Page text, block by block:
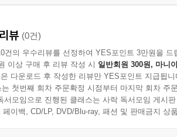
뷰 (0건)
건의 우수리뷰를 선정하여 YES포인트 3만원을 드
이상 구매 후 리뷰 작성 시 일반회원 300원, 마니
다운로드 후 작성한 리뷰만 YES포인트 지급됩니
는 첫번째 회차 주문확정 시점부터 마지막 회차 주
서모임으로 진행된 클래스는 사락 독서모임 게시
페이백, CD/LP, DVD/Blu-ray, 패션 및 판매금지 상